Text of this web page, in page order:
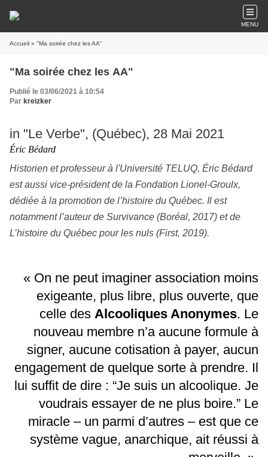
MENU
Accueil » "Ma soirée chez les AA"
"Ma soirée chez les AA"
Publié le 03/06/2021 à 10:54
Par kreizker
in "Le Verbe", (Québec), 28 Mai 2021
Éric Bédard
Historien et professeur à l'Université TELUQ, Éric Bédard
est aussi vice-président de la Fondation Lionel-Groulx,
dédiée à la promotion de l’histoire du Québec. Il est
notamment l’auteur de Survivance (Boréal, 2017) et de
L’histoire du Québec pour les nuls (First, 2019).
« On ne peut imaginer association moins
exigeante, plus libre, plus ouverte, que
celle des Alcooliques Anonymes. Le
nouveau membre n’a aucune formule à
signer, aucune cotisation à payer, aucun
engagement de quelque sorte à prendre. Il
lui suffit de dire : “Je suis un alcoolique. Je
voudrais essayer de ne plus boire.” Le
miracle – un parmi d’autres – est que ce
système vague, anarchique, ait réussi à